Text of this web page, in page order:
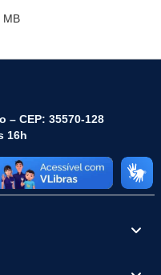
– CEP: 35570-128
16h